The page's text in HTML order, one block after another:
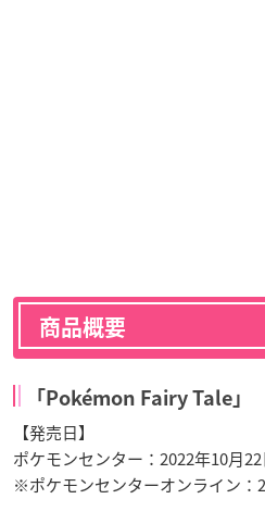
商品概要
「Pokémon Fairy Tale」
【発売日】
ポケモンセンター：2022年10月
※ポケモンセンターオンライン：